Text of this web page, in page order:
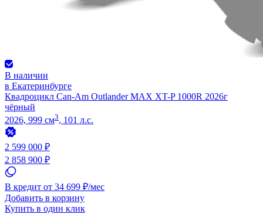
В наличии
в Екатеринбурге
Квадроцикл Can-Am Outlander MAX XT-P 1000R 2026г
чёрный
2026, 999 см3, 101 л.с.
2 599 000 ₽
2 858 900 ₽
В кредит от 34 699 ₽/мес
Добавить в корзину
Купить в один клик